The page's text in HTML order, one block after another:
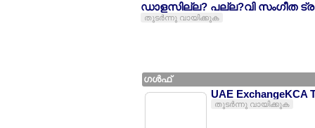
ഡാളസില്ല? പല്ല?വി സംഗീത
തുടര്‍ന്നു വായിക്കുക
ഗള്‍ഫ്
UAE ExchangeKCA
തുടര്‍ന്നു വായിക്കുക